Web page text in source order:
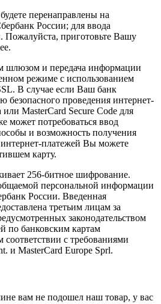
перенаправлены на
России; для ввода
Пожалуйста, приготовьте Вашу
шлюзом и передача информации
режиме с использованием
В случае если Ваш банк
безопасного проведения интернет-
MasterCard Secure Code для
может потребоваться ввод
и возможность получения
платежей Вы можете
карту.
256-битное шифрование.
персональной информации
России. Введенная
третьим лицам за
законодательством
по банковским картам
соответствии с требованиями
и MasterCard Europe Sprl.
вам не подошел наш товар, у вас